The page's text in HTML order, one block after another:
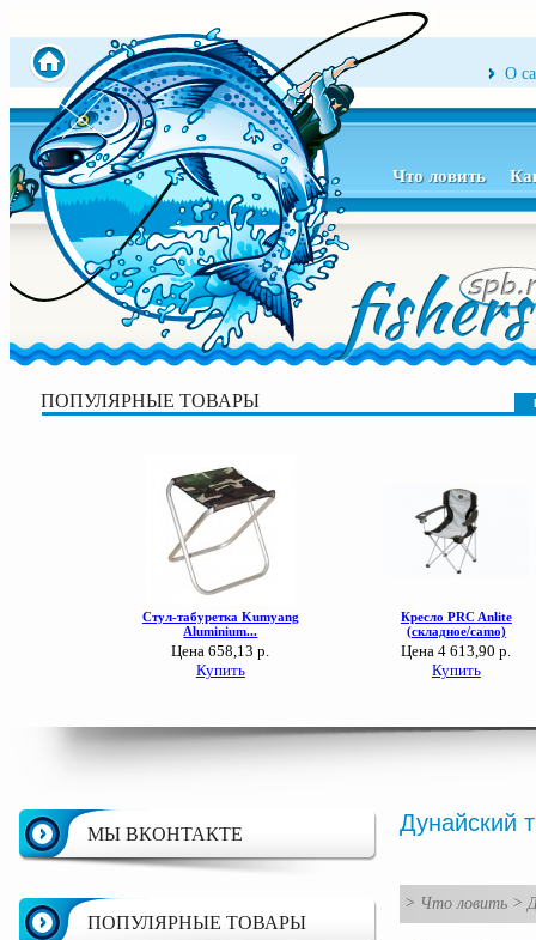
О
Что ловить
ПОПУЛЯРНЫЕ ТОВАРЫ
МЫ ВКОНТАКТЕ
ПОПУЛЯРНЫЕ ТОВАРЫ
Дунайский
> Что ловить >